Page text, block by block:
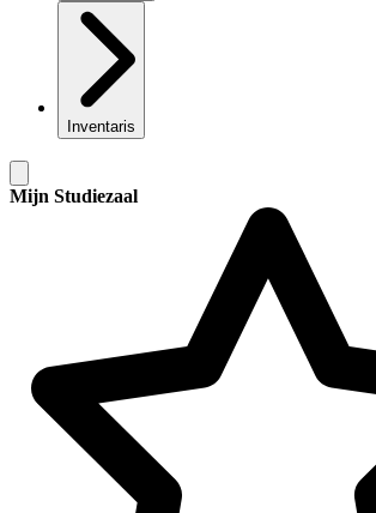
Inventaris
Mijn Studiezaal